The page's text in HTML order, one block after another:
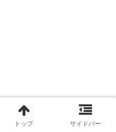
トップ サイドバー